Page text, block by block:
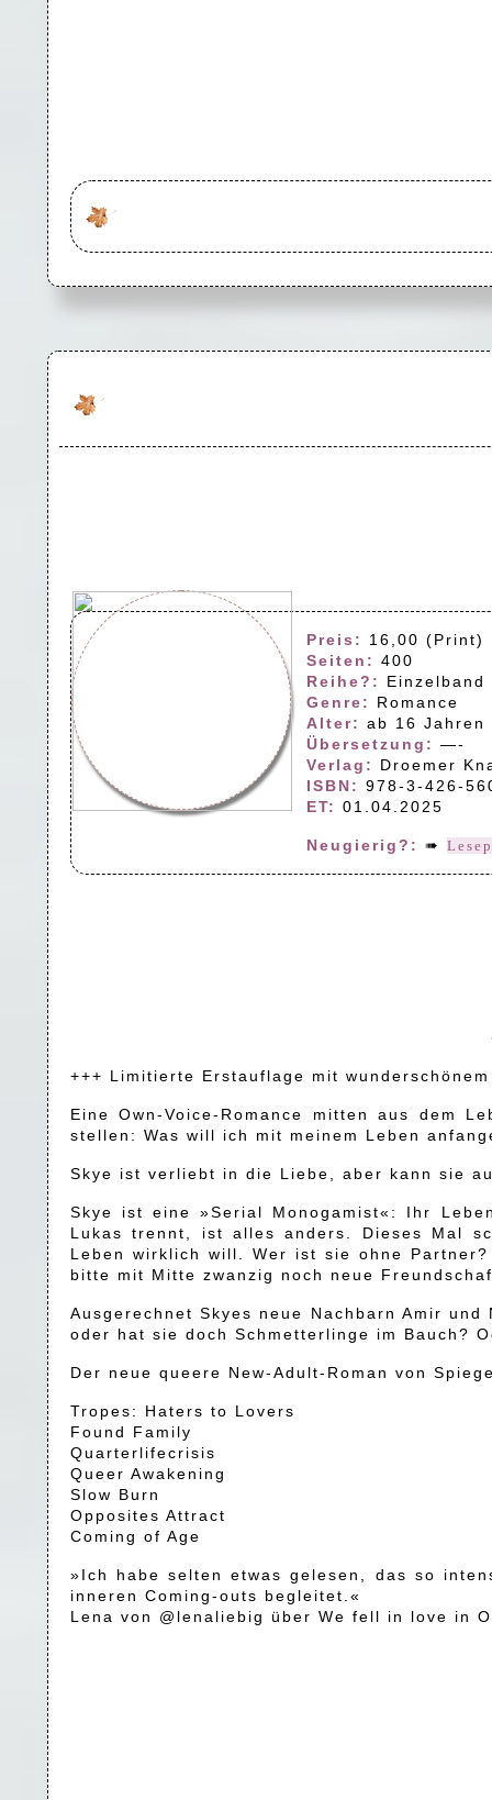
Preis:
16,00 (Print)
Seiten: 400
Reihe?:
Einzelband
Genre:
Romance
Alter: ab 16 Jahren
Übersetzung: —-
Verlag:
Droemer
ISBN: 978-3-426-
ET: 01.04.2025
Neugierig?: ➠
+++ Limitierte Erstauflage mit
Eine Own-Voice-Romance mitten aus dem
stellen: Was will ich mit meinem Leben
Skye ist verliebt in die Liebe, aber kann sie
Skye ist eine »Serial Monogamist«: Ihr
Lukas trennt, ist alles anders. Dieses Mal
Leben wirklich will. Wer ist sie ohne
bitte mit Mitte zwanzig noch neue
Ausgerechnet Skyes neue Nachbarn Amir
oder hat sie doch Schmetterlinge im Bauch?
Der neue queere New-Adult-Roman von
Tropes: Haters to Lovers
Found Family
Quarterlifecrisis
Queer Awakening
Slow Burn
Opposites Attract
Coming of Age
»Ich habe selten etwas gelesen, das so
inneren Coming-outs begleitet.«
Lena von @lenaliebig über We fell in love in